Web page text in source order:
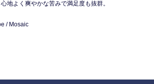
地よく爽やかな苦みで満足度も抜群。
/ Mosaic